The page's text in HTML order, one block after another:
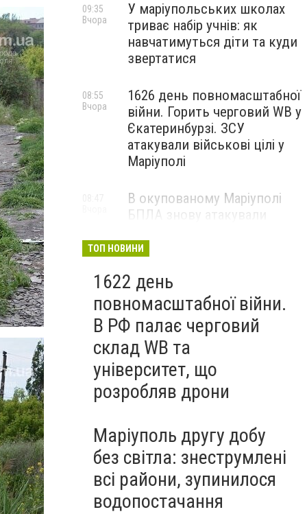
У маріупольських школах
триває набір учнів: як
навчатимуться діти та куди
звертатися
09:35
Вчора
1626 день повномасштабної
війни. Горить черговий WB у
Єкатеринбурзі. ЗСУ
атакували військові цілі у
Маріуполі
08:55
Вчора
В окупованому Маріуполі
БПЛА знову атакували
— ВІДЕО
ТОП НОВИНИ
1622 день
повномасштабної війни.
В РФ палає черговий
склад WB та
університет, що
розробляв дрони
Маріуполь другу добу
без світла: знеструмлені
всі райони, зупинилося
водопостачання